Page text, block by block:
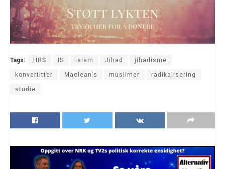
Tags: HRS IS islam Jihad jihadisme
konvertitter Maclean's muslimer radikalisering
studie